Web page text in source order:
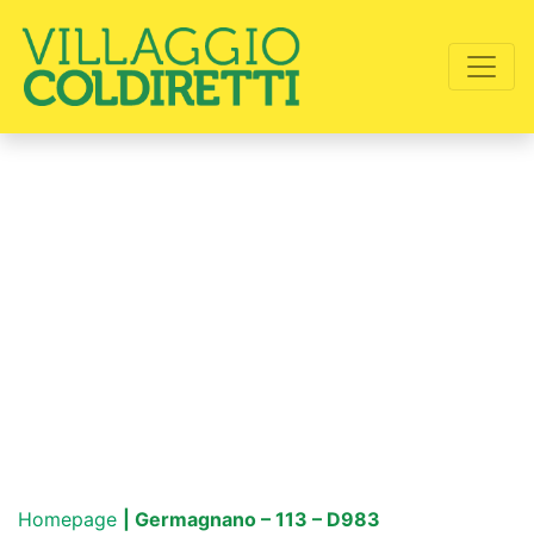
Homepage | Germagnano – 113 – D983